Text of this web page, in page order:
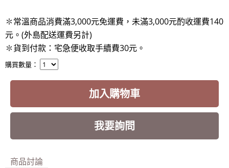
✽常溫商品消費滿3,000元免運費，未滿3,000元酌收運費140
元。(外島配送運費另計)
✽貨到付款：宅急便收取手續費30元 。
購買數量：
加入購物車
我要詢問
商品討論